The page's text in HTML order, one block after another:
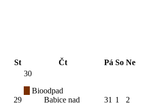
St Čt Pá So Ne
29
30
Bioodpad
Babice nad
31 1 2